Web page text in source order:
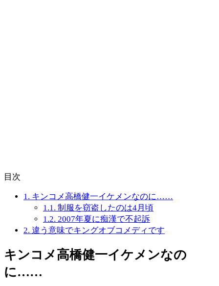
目次
1. キンコメ高橋健一イケメンなのに……
1.1. 制服を窃盗したのは4月頃
1.2. 2007年夏に痴漢で不起訴
2. 違う意味でキングオブコメディです
キンコメ高橋健一イケメンなの
に……